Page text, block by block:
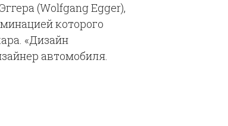
(Wolfgang Egger),
которого
«Дизайн
автомобиля.